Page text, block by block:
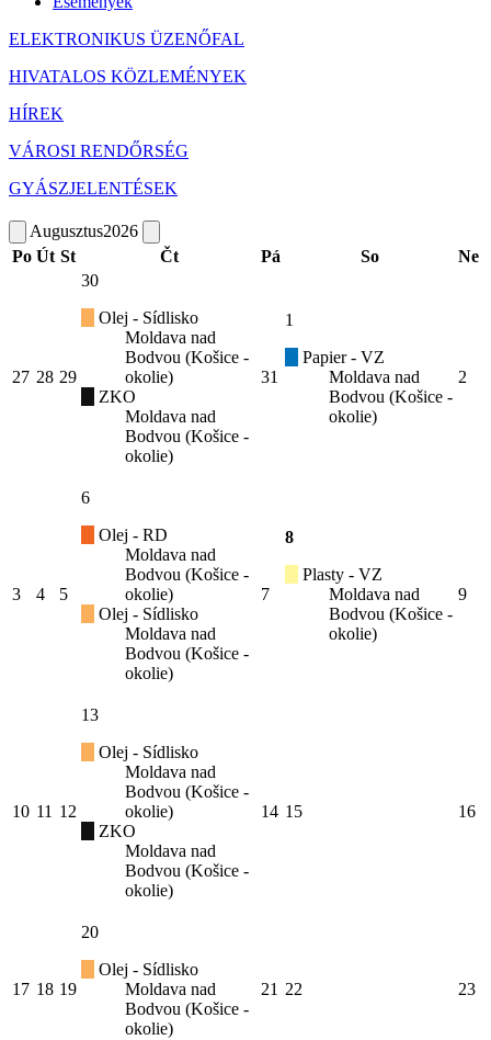
ELEKTRONIKUS ÜZENŐFAL
HIVATALOS KÖZLEMÉNYEK
HÍREK
VÁROSI RENDŐRSÉG
GYÁSZJELENTÉSEK
Augusztus2026
Po Út St Čt Pá So Ne
27 28 29
30
Olej - Sídlisko
Moldava nad
Bodvou (Košice -
okolie)
ZKO
Moldava nad
Bodvou (Košice -
okolie)
31
1
Papier - VZ
Moldava nad
Bodvou (Košice -
okolie)
2
3 4 5
6
Olej - RD
Moldava nad
Bodvou (Košice -
okolie)
Olej - Sídlisko
Moldava nad
Bodvou (Košice -
okolie)
7
8
Plasty - VZ
Moldava nad
Bodvou (Košice -
okolie)
9
10 11 12
13
Olej - Sídlisko
Moldava nad
Bodvou (Košice -
okolie)
ZKO
Moldava nad
Bodvou (Košice -
okolie)
14 15 16
17 18 19
20
Olej - Sídlisko
Moldava nad
Bodvou (Košice -
okolie)
21 22 23